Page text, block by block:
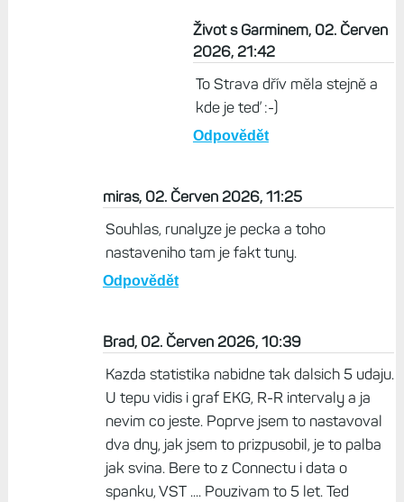
Život s Garminem, 02. Červen
2026, 21:42
To Strava dřív měla stejně a
kde je teď :-)
Odpovědět
miras, 02. Červen 2026, 11:25
Souhlas, runalyze je pecka a toho
nastaveniho tam je fakt tuny.
Odpovědět
Brad, 02. Červen 2026, 10:39
Kazda statistika nabidne tak dalsich 5 udaju.
U tepu vidis i graf EKG, R-R intervaly a ja
nevim co jeste. Poprve jsem to nastavoval
dva dny, jak jsem to prizpusobil, je to palba
jak svina. Bere to z Connectu i data o
spanku, VST .... Pouzivam to 5 let. Ted